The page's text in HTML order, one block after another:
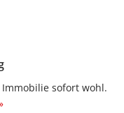
sofort wohl.